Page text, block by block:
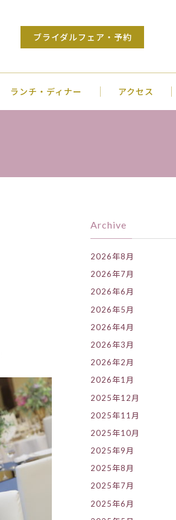
Stylish
ブライダルフェア・予約
ランチ・ディナー アクセス
Archive
2026年8月
2026年7月
2026年6月
2026年5月
2026年4月
2026年3月
2026年2月
2026年1月
2025年12月
2025年11月
2025年10月
2025年9月
2025年8月
2025年7月
2025年6月